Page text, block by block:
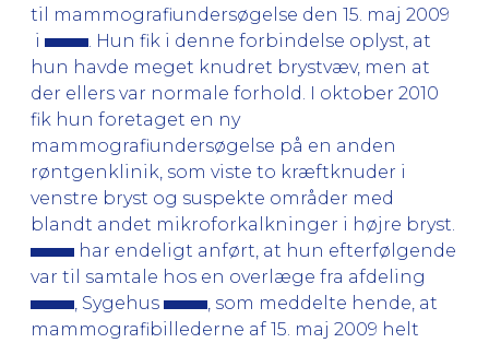
til mammografiundersøgelse den 15. maj 2009
i
. Hun fik i denne forbindelse oplyst, at
hun havde meget knudret brystvæv, men at
der ellers var normale forhold. I oktober 2010
fik hun foretaget en ny
mammografiundersøgelse på en anden
røntgenklinik, som viste to kræftknuder i
venstre bryst og suspekte områder med
blandt andet mikroforkalkninger i højre bryst.
har endeligt anført, at hun efterfølgende
var til samtale hos en overlæge fra afdeling
, Sygehus
, som meddelte hende, at
mammografibillederne af 15. maj 2009 helt